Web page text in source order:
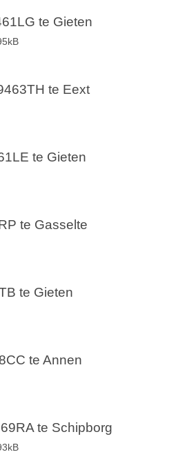
te Gieten
te Eext
te Gieten
te Gasselte
te Gieten
te Annen
te Schipborg